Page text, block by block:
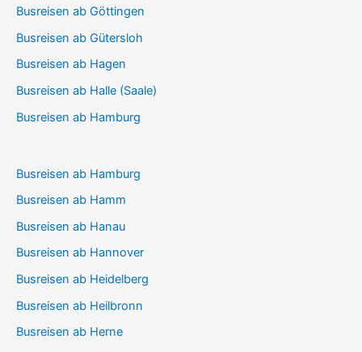
Busreisen ab Göttingen
Busreisen ab Gütersloh
Busreisen ab Hagen
Busreisen ab Halle (Saale)
Busreisen ab Hamburg
Busreisen ab Hamburg
Busreisen ab Hamm
Busreisen ab Hanau
Busreisen ab Hannover
Busreisen ab Heidelberg
Busreisen ab Heilbronn
Busreisen ab Herne